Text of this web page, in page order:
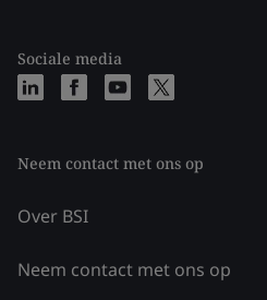
Sociale media
Neem contact met ons op
Over BSI
Neem contact met ons op